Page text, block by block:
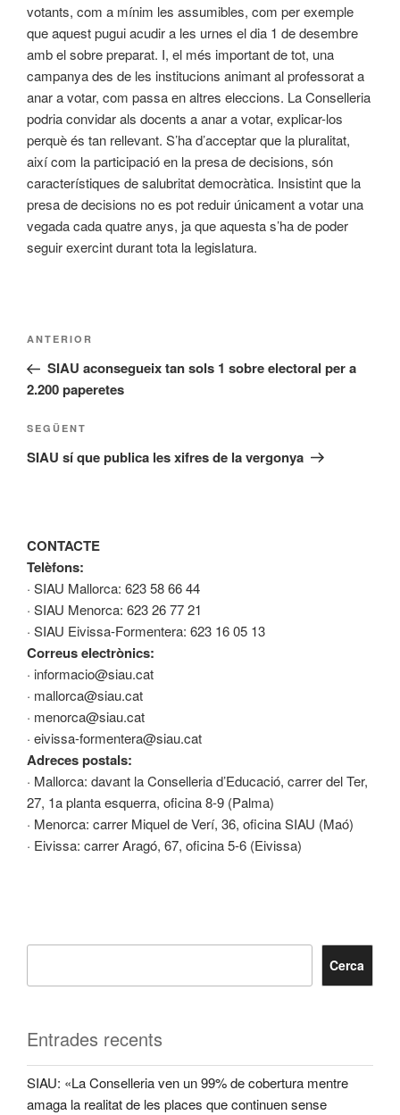
votants, com a mínim les assumibles, com per exemple
que aquest pugui acudir a les urnes el dia 1 de desembre
amb el sobre preparat. I, el més important de tot, una
campanya des de les institucions animant al professorat a
anar a votar, com passa en altres eleccions. La Conselleria
podria convidar als docents a anar a votar, explicar-los
perquè és tan rellevant. S’ha d’acceptar que la pluralitat,
així com la participació en la presa de decisions, són
característiques de salubritat democràtica. Insistint que la
presa de decisions no es pot reduir únicament a votar una
vegada cada quatre anys, ja que aquesta s’ha de poder
seguir exercint durant tota la legislatura.
Navegació
Entrada
anterior
ANTERIOR
SIAU aconsegueix tan sols 1 sobre electoral per a
2.200 paperetes
Entrada
següent
SEGÜENT
SIAU sí que publica les xifres de la vergonya
CONTACTE
Telèfons:
· SIAU Mallorca: 623 58 66 44
· SIAU Menorca: 623 26 77 21
· SIAU Eivissa-Formentera: 623 16 05 13
Correus electrònics:
· informacio@siau.cat
· mallorca@siau.cat
· menorca@siau.cat
· eivissa-formentera@siau.cat
Adreces postals:
· Mallorca: davant la Conselleria d’Educació, carrer del Ter,
27, 1a planta esquerra, oficina 8-9 (Palma)
· Menorca: carrer Miquel de Verí, 36, oficina SIAU (Maó)
· Eivissa: carrer Aragó, 67, oficina 5-6 (Eivissa)
Cerca
Entrades recents
SIAU: «La Conselleria ven un 99% de cobertura mentre
amaga la realitat de les places que continuen sense